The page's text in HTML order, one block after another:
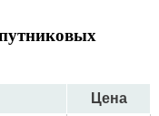
Цена